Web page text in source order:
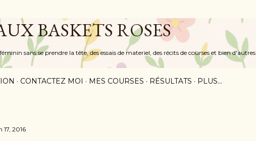
BASKETS ROSES
sans se prendre la tête, des essais de materiel, des récits de courses et bien d'autres
CONTACTEZ MOI MES COURSES RÉSULTATS PLUS…
17, 2016